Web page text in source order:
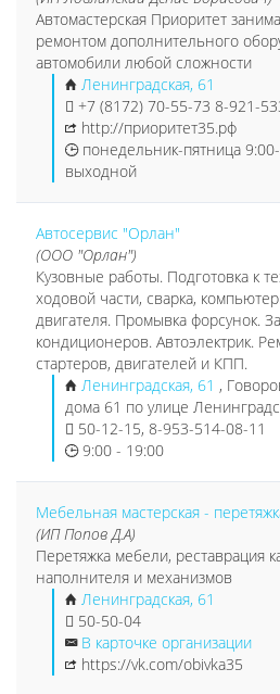
Автомастерская Приоритет
ремонтом дополнительного
автомобили любой сложности
Ленинградская, 61
+7 (8172) 70-55-73 8-921-
http://приоритет35.рф
понедельник-пятница
выходной
Автосервис "Орлан"
(ООО "Орлан")
Кузовные работы. Подготовка к
ходовой части, сварка,
двигателя. Промывка форсунок.
кондиционеров. Автоэлектрик.
стартеров, двигателей и КПП.
Ленинградская, 61 ,
дома 61 по улице
50-12-15, 8-953-514-08-11
9:00 - 19:00
Мебельная мастерская -
(ИП Попов Д.А)
Перетяжка мебели, реставрация
наполнителя и механизмов
Ленинградская, 61
50-50-04
В карточке организации
https://vk.com/obivka35